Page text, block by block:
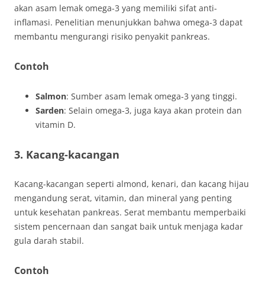
akan asam lemak omega-3 yang memiliki sifat anti-
inflamasi. Penelitian menunjukkan bahwa omega-3 dapat
membantu mengurangi risiko penyakit pankreas.
Contoh
Salmon: Sumber asam lemak omega-3 yang tinggi.
Sarden: Selain omega-3, juga kaya akan protein dan
vitamin D.
3. Kacang-kacangan
Kacang-kacangan seperti almond, kenari, dan kacang hijau
mengandung serat, vitamin, dan mineral yang penting
untuk kesehatan pankreas. Serat membantu memperbaiki
sistem pencernaan dan sangat baik untuk menjaga kadar
gula darah stabil.
Contoh